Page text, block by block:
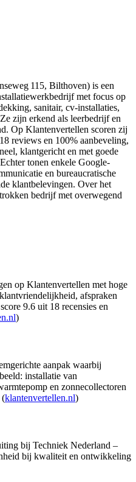
115, Bilthoven) is een
met focus op
sanitair, cv-installaties,
zijn erkend als leerbedrijf en
Op Klantenvertellen scoren zij
reviews en 100% aanbeveling,
klantgericht en met goede
tonen enkele Google-
en bureaucratische
klantbelevingen. Over het
bedrijf met overwegend
op Klantenvertellen met hoge
afspraken
9.6 uit 18 recensies en
)
aanpak waarbij
installatie van
en zonnecollectoren
(klantenvertellen.nl)
bij Techniek Nederland –
bij kwaliteit en ontwikkeling